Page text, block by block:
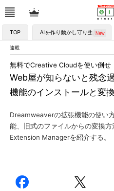
TOP AIを作り動かし守り生かす
連載
Web屋が知らないと残念
機能のインストールと変
無料でCreative Cloudを使い倒せ
Dreamweaverの拡張機能の使い
能、旧式のファイルからの変換
Extension Managerを紹介する。